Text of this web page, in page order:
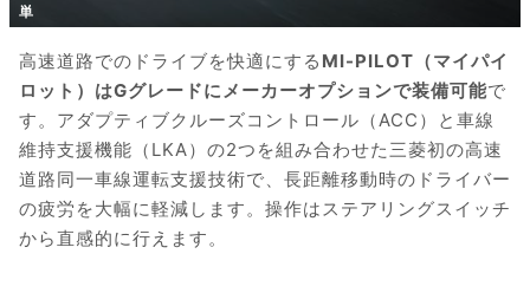
単
高速道路でのドライブを快適にする MI-PILOT（マイパイ
ロット）はGグレードにメーカーオプションで装備可能で
す。アダプティブクルーズコントロール（ACC）と車線
維持支援機能（LKA）の2つを組み合わせた三菱初の高速
道路同一車線運転支援技術で、長距離移動時のドライバー
の疲労を大幅に軽減します。操作はステアリングスイッチ
から直感的に行えます。